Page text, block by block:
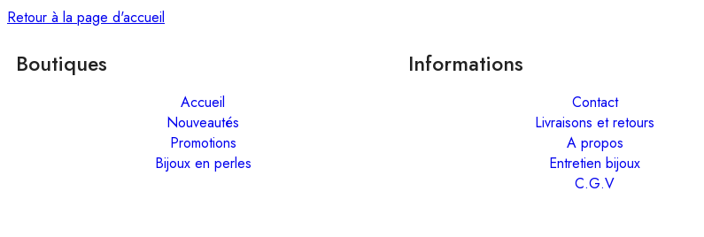
Retour à la page d'accueil
Boutiques
Accueil
Nouveautés
Promotions
Bijoux en perles
Informations
Contact
Livraisons et retours
A propos
Entretien bijoux
C.G.V